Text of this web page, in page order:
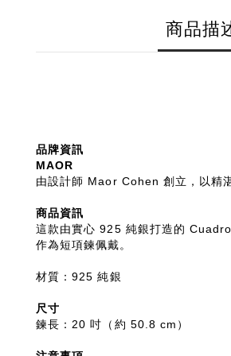
商品描
品牌資訊
MAOR
由設計師 Maor Cohen 創立，以精
商品資訊
這款由實心 925 純銀打造的
作為短項鍊佩戴。
材質：925 純銀
尺寸
鍊長：20 吋（約 50.8 cm）